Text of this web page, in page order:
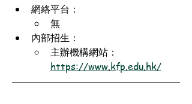
網絡平台：
無
內部招生：
主辦機構網站：
https://www.kfp.edu.hk/